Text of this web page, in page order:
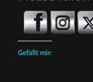
Gefällt mir: